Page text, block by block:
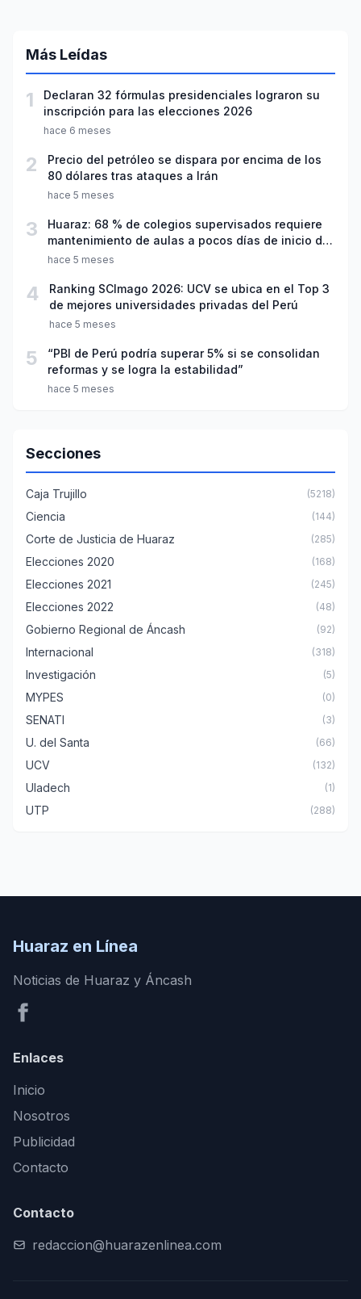
Más Leídas
1
Declaran 32 fórmulas presidenciales lograron su
inscripción para las elecciones 2026
hace 6 meses
2
Precio del petróleo se dispara por encima de los
80 dólares tras ataques a Irán
hace 5 meses
3
Huaraz: 68 % de colegios supervisados requiere
mantenimiento de aulas a pocos días de inicio del
año escolar 2026
hace 5 meses
4
Ranking SCImago 2026: UCV se ubica en el Top 3
de mejores universidades privadas del Perú
hace 5 meses
5
“PBI de Perú podría superar 5% si se consolidan
reformas y se logra la estabilidad”
hace 5 meses
Secciones
Caja Trujillo (5218)
Ciencia (144)
Corte de Justicia de Huaraz (285)
Elecciones 2020 (168)
Elecciones 2021 (245)
Elecciones 2022 (48)
Gobierno Regional de Áncash (92)
Internacional (318)
Investigación (5)
MYPES (0)
SENATI (3)
U. del Santa (66)
UCV (132)
Uladech (1)
UTP (288)
Huaraz en Línea
Noticias de Huaraz y Áncash
Enlaces
Inicio
Nosotros
Publicidad
Contacto
Contacto
redaccion@huarazenlinea.com